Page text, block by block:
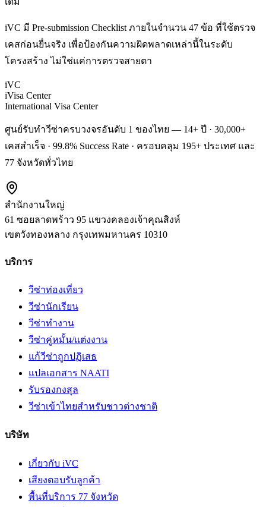
iVC มี Pre-submission Checklist ภายในจำนวน 47 ข้อ ที่ใช้ตรวจ
เคสก่อนยื่นจริง เพื่อป้องกันความผิดพลาดเหล่านี้ในระดับ
โครงสร้าง ไม่ใช่แค่การตรวจสายตา
iVC
iVisa Center
International Visa Center
ศูนย์รับทำวีซ่าครบวงจรอันดับ 1 ของไทย — 14+ ปี · 30,000+
เคสสำเร็จ · 99.8% Success Rate · ครอบคลุม 195+ ประเทศ และ
77 จังหวัดทั่วไทย
สำนักงานใหญ่
61 ซอยลาดพร้าว 95 แขวงคลองเจ้าคุณสิงห์
เขตวังทองหลาง กรุงเทพมหานคร 10310
บริการ
วีซ่าท่องเที่ยว
วีซ่านักเรียน
วีซ่าทำงาน
วีซ่าคู่หมั้น/แต่งงาน
แก้วีซ่าถูกปฏิเสธ
แปลเอกสาร NAATI
รับรองกงสุล
วีซ่าเข้าไทยสำหรับชาวต่างชาติ
บริษัท
เกี่ยวกับ iVC
เสียงตอบรับลูกค้า
พื้นที่บริการ 77 จังหวัด